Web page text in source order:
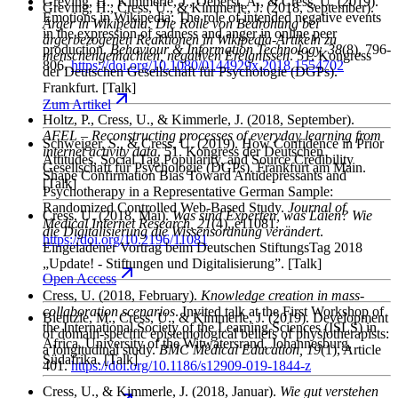
Emotions in Wikipedia: The role of intended negative events
in the expression of sadness and anger in online peer
production.Behaviour & Information Technology, 38(8), 796-
806.https://doi.org/10.1080/0144929x.2018.1554702
ZumArtikel
Schweiger, S., & Cress, U.(2019). How Confidence in Prior
Attitudes, Social Tag Popularity, and Source Credibility
Shape Confirmation Bias Toward Antidepressants and
Psychotherapy in a Representative German Sample:
Randomized Controlled Web-Based Study. Journal of
Medical Internet Research, 21(4), e11081.
https://doi.org/10.2196/11081
OpenAccess
Bientzle, M., Cress, U., & Kimmerle, J.(2019). Development
of domain-specific epistemological beliefs of physiotherapists:
a longitudinal study.BMC Medical Education, 19(1), Article
401.https://doi.org/10.1186/s12909-019-1844-z
Greving, H., Cress, U., & Kimmerle, J. (2018, September).
Ärger in Wikipedia: Die Rolle von Bedrohung bei
ärgerbezogenen Reaktionen in Wikipedia-Artikeln zu
menschengemachten, negativen Ereignissen. 51. Kongress
der Deutschen Gesellschaft für Psychologie (DGPs).
Frankfurt. [Talk]
Holtz, P., Cress, U., & Kimmerle, J. (2018, September).
AFEL – Reconstructing processes of everyday learning from
internet activity data. 51. Kongress der Deutschen
Gesellschaft für Psychologie (DGPs). Frankfurt am Main.
[Talk]
Cress, U.(2018, Mai).Was sind Experten, was Laien? Wie
die Digitalisierung die Wissensordnung verändert.
Eingeladener Vortrag beim Deutschen StiftungsTag 2018
„Update! - Stiftungen und Digitalisierung”. [Talk]
Cress, U. (2018, February). Knowledge creation in mass-
collaboration scenarios. Invited talk at the First Workshop of
the International Society of the Learning Sciences (ISLS) in
Africa. University of the Witwatersrand, Johannesburg,
Südafrika. [Talk]
Cress, U., & Kimmerle, J. (2018, Januar). Wie gut verstehen